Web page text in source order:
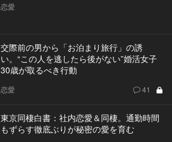
恋愛
交際前の男から「お泊まり旅行」の誘
い。“この人を逃したら後がない”婚活女子
30歳が取るべき行動
恋愛 41
東京同棲白書：社内恋愛＆同棲。通勤時間
もずらす徹底ぶりが秘密の愛を育む